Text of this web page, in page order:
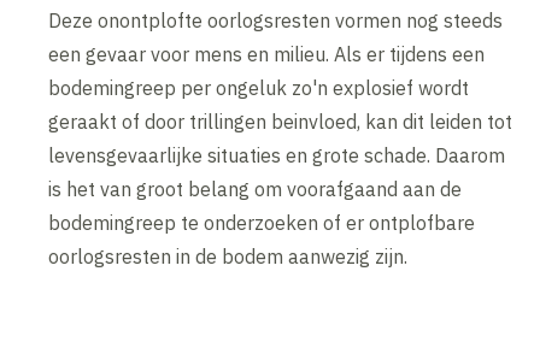
Deze onontplofte oorlogsresten vormen nog steeds
een gevaar voor mens en milieu. Als er tijdens een
bodemingreep per ongeluk zo'n explosief wordt
geraakt of door trillingen beinvloed, kan dit leiden tot
levensgevaarlijke situaties en grote schade. Daarom
is het van groot belang om voorafgaand aan de
bodemingreep te onderzoeken of er ontplofbare
oorlogsresten in de bodem aanwezig zijn.